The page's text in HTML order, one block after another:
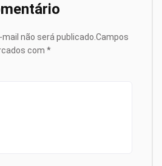
não será publicado. Campos
com *